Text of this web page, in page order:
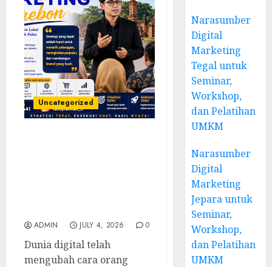
Uncategorized
ADMIN JULY 4, 2026 0
Dunia digital telah
mengubah cara orang
Narasumber
Digital
Marketing
Tegal untuk
Seminar,
Workshop,
dan Pelatihan
UMKM
Narasumber
Digital
Marketing
Jepara untuk
Seminar,
Workshop,
dan Pelatihan
UMKM